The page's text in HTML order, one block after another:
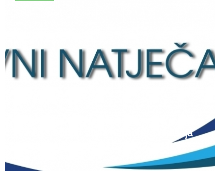
razred srednjih škola Kantona Središnja
Bosna u školskoj 2026./2027. godini